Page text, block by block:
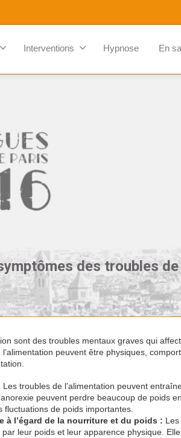
Interventions Hypnose En
des troubles de
sont des troubles mentaux graves qui
l’alimentation peuvent être physiques,
Les troubles de l’alimentation peuvent
peuvent perdre beaucoup de poids
fluctuations de poids importantes.
à l’égard de la nourriture et du poids :
leur poids et leur apparence physique.